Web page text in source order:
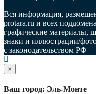
Вся информация,
protara.ru и всех
графические материалы,
знаки и иллюстрации/
с законодательством РФ
×
Ваш город: Эль-Монте